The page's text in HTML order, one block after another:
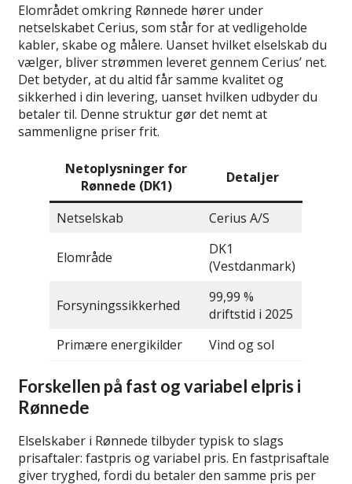
Elområdet omkring Rønnede hører under
netselskabet Cerius, som står for at vedligeholde
kabler, skabe og målere. Uanset hvilket elselskab du
vælger, bliver strømmen leveret gennem Cerius’ net.
Det betyder, at du altid får samme kvalitet og
sikkerhed i din levering, uanset hvilken udbyder du
betaler til. Denne struktur gør det nemt at
sammenligne priser frit.
Netoplysninger for
Rønnede (DK1)
Detaljer
Netselskab Cerius A/S
Elområde
DK1
(Vestdanmark)
Forsyningssikkerhed
99,99 %
driftstid i 2025
Primære energikilder
Vind og sol
Forskellen på fast og variabel elpris i
Rønnede
Elselskaber i Rønnede tilbyder typisk to slags
prisaftaler: fastpris og variabel pris. En fastprisaftale
giver tryghed, fordi du betaler den samme pris per